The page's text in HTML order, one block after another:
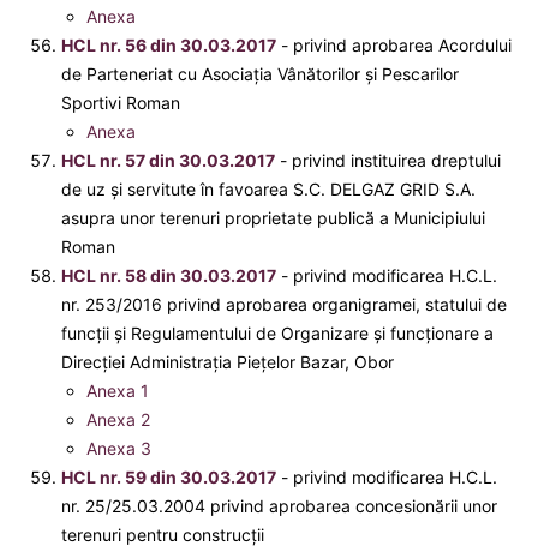
Anexa
HCL nr. 56 din 30.03.2017 - privind aprobarea Acordului
de Parteneriat cu Asociaţia Vânătorilor şi Pescarilor
Sportivi Roman
Anexa
HCL nr. 57 din 30.03.2017 - privind instituirea dreptului
de uz şi servitute în favoarea S.C. DELGAZ GRID S.A.
asupra unor terenuri proprietate publică a Municipiului
Roman
HCL nr. 58 din 30.03.2017 - privind modificarea H.C.L.
nr. 253/2016 privind aprobarea organigramei, statului de
funcţii şi Regulamentului de Organizare şi funcţionare a
Direcţiei Administraţia Pieţelor Bazar, Obor
Anexa 1
Anexa 2
Anexa 3
HCL nr. 59 din 30.03.2017 - privind modificarea H.C.L.
nr. 25/25.03.2004 privind aprobarea concesionării unor
terenuri pentru construcții